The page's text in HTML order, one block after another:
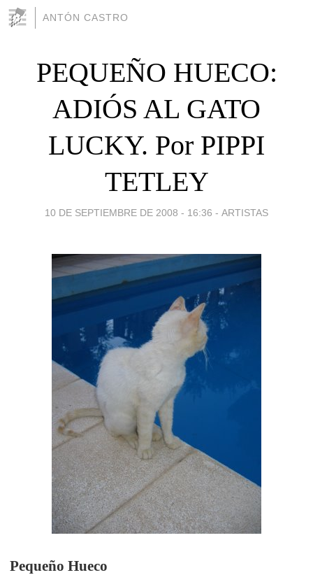
ANTÓN CASTRO
PEQUEÑO HUECO:
ADIÓS AL GATO
LUCKY. Por PIPPI
TETLEY
10 DE SEPTIEMBRE DE 2008 - 16:36 - ARTISTAS
Pequeño Hueco